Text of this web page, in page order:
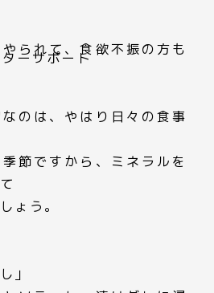
ーサポート
られて、食欲不振の方も
のは、やはり日々の食事
節ですから、ミネラルを
ょう。
」